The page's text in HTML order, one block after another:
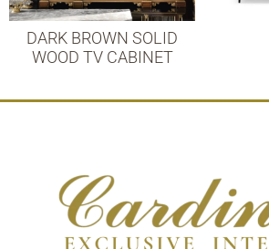
DARK BROWN SOLID
WOOD TV CABINET